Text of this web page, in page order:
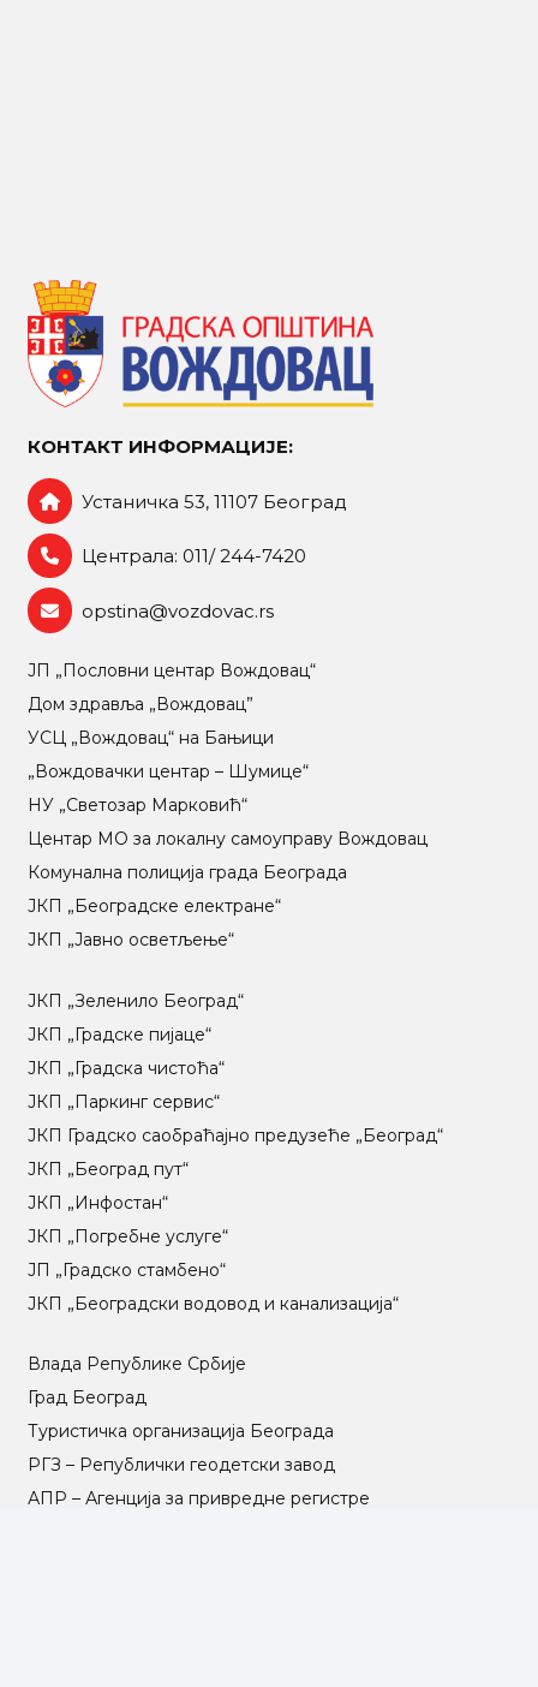
КОНТАКТ ИНФОРМАЦИЈЕ:
Устаничка 53, 11107 Београд
Централа: 011/ 244-7420
opstina@vozdovac.rs
ЈП „Пословни центар Вождовац“
Дом здравља „Вождовац”
УСЦ „Вождовац“ на Бањици
„Вождовачки центар – Шумице“
НУ „Светозар Марковић“
Центар МO за локалну самоуправу Вождовац
Комунална полиција града Београда
ЈКП „Београдске електране“
ЈКП „Јавно осветљење“
ЈКП „Зеленило Београд“
ЈКП „Градске пијаце“
ЈКП „Градска чистоћа“
ЈКП „Паркинг сервис“
ЈКП Градско саобраћајно предузеће „Београд“
ЈКП „Београд пут“
ЈКП „Инфостан“
ЈКП „Погребне услуге“
ЈП „Градско стамбено“
ЈКП „Београдски водовод и канализација“
Влада Републике Србије
Град Београд
Туристичка организација Београда
РГЗ – Републички геодетски завод
АПР – Агенција за привредне регистре